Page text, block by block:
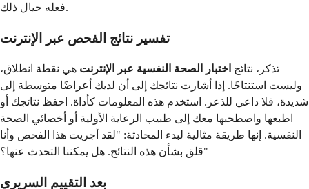
فعله حيال ذلك.
تفسير نتائج الفحص عبر الإنترنت
تذكر، نتائج اختبار الصحة النفسية عبر الإنترنت هي نقطة انطلاق،
وليست استنتاجًا. إذا أشارت نتائجك إلى أن لديك أعراضًا متوسطة إلى
شديدة، فلا داعي للذعر. استخدم هذه المعلومات كأداة. احفظ نتائجك أو
اطبعها واصطحبها معك إلى طبيب الرعاية الأولية أو أخصائي الصحة
النفسية. إنها طريقة مثالية لبدء المحادثة: "لقد أجريت هذا الفحص وأنا
قلق بشأن هذه النتائج. هل يمكننا التحدث عنها؟"
بعد التقييم السريري